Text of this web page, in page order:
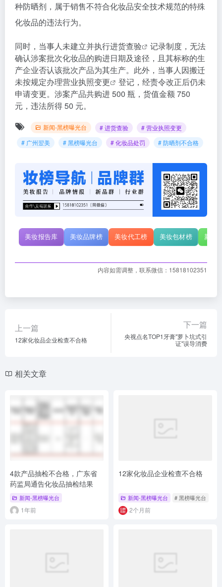
种防晒剂，属于销售不符合化妆品安全技术规范的特殊
化妆品的违法行为。
同时，当事人未建立并执行进货查验
记录制度，无法
确认涉案批次化妆品的购进日期及途径，且其标称的生
产企业否认该批次产品为其生产。此外，当事人因搬迁
未按规定办理营业执照变更
登记，经责令改正后仍未
申请变更。 涉案产品共购进 500 瓶，货值金额 750
元，违法所得 50 元。
新闻-黑榜曝光台 # 进货查验
# 营业执照变更
# 广州翌美
# 黑榜曝光台 # 化妆品处罚 # 防晒剂不合格
美妆报告库 美妆品牌榜 美妆代工榜 美妆包材榜 新原
内容如需调整，联系微信：15818102351
上一篇
12家化妆品企业检查不合格
下一篇
央视点名TOP1牙膏"萝卜坑式引
证"误导消费
相关文章
4款产品抽检不合格，广东省
药监局通告化妆品抽检结果
新闻-黑榜曝光台
1年前
12家化妆品企业检查不合格
新闻-黑榜曝光台 # 黑榜曝光台
2个月前